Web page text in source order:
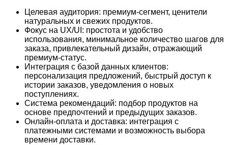
Целевая аудитория: премиум-сегмент, ценители
натуральных и свежих продуктов.
Фокус на UX/UI: простота и удобство
использования, минимальное количество шагов для
заказа, привлекательный дизайн, отражающий
премиум-статус.
Интеграция с базой данных клиентов:
персонализация предложений, быстрый доступ к
истории заказов, уведомления о новых
поступлениях.
Система рекомендаций: подбор продуктов на
основе предпочтений и предыдущих заказов.
Онлайн-оплата и доставка: интеграция с
платежными системами и возможность выбора
времени доставки.